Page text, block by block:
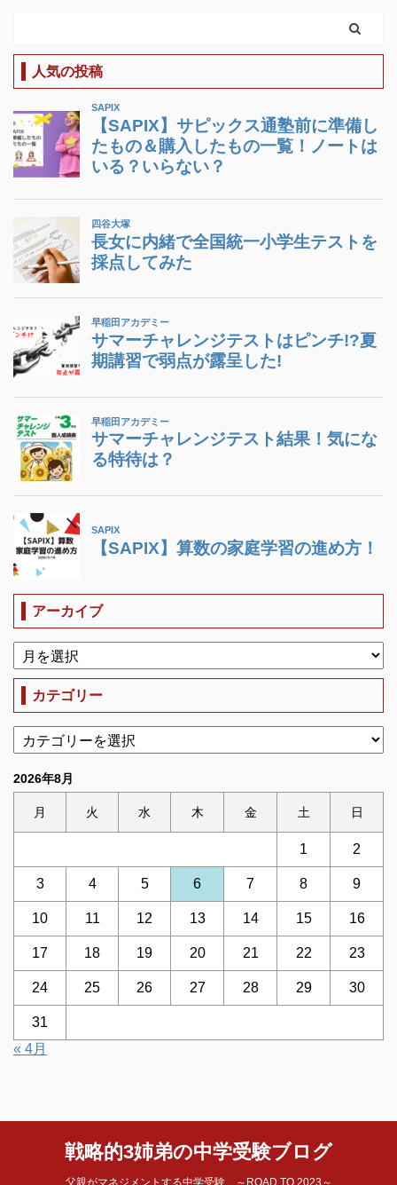
人気の投稿
アーカイブ
カテゴリー
2026年8月
月 火 水 木 金 土 日
1 2
3 4 5 6 7 8 9
10 11 12 13 14 15 16
17 18 19 20 21 22 23
24 25 26 27 28 29 30
31
« 4月
戦略的3姉弟の中学受験ブログ
父親がマネジメントする中学受験 ～ROAD TO 2023～